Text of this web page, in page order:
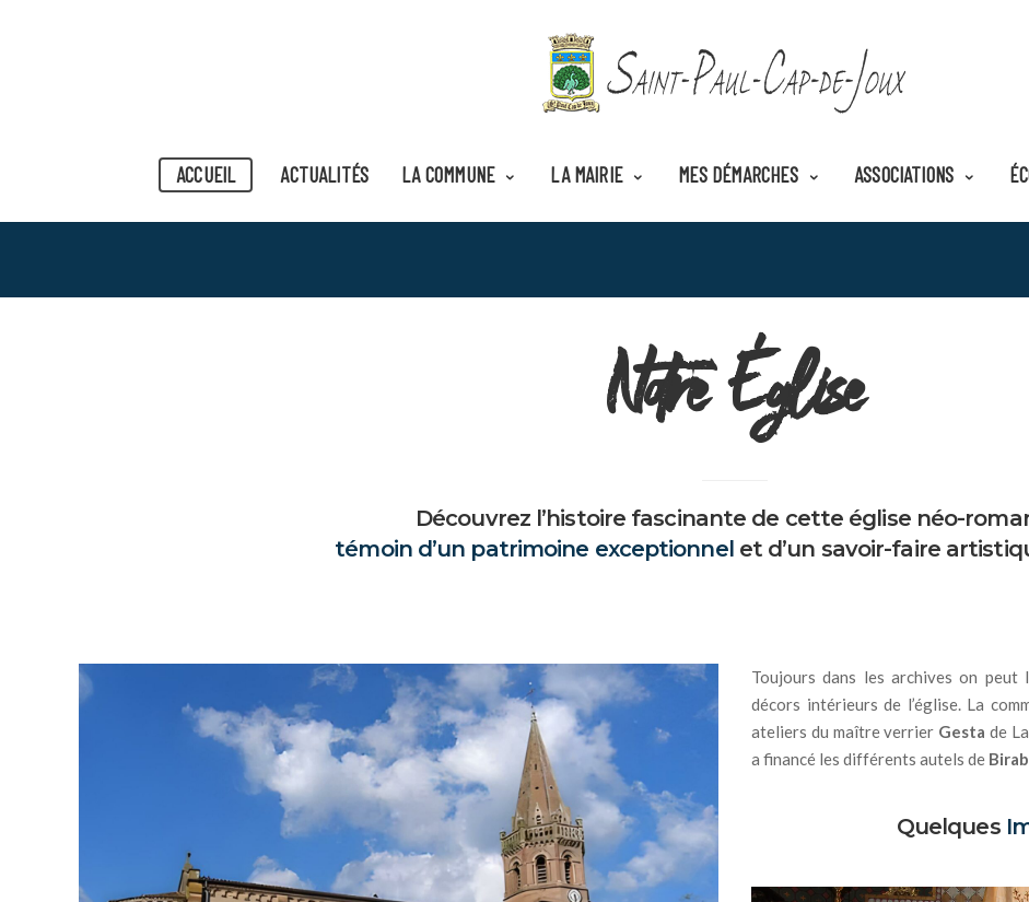
ACCUEIL ACTUALITÉS LA COMMUNE LA MAIRIE MES DÉMARCHES ASSOCIATIONS
Notre Église
Découvrez l’histoire fascinante de cette église néo-
témoin d’un patrimoine exceptionnel et d’un savoir-faire
Toujours dans les archives on
décors intérieurs de l’église. La
ateliers du maître verrier Gesta de
a financé les différents autels de
Quelques